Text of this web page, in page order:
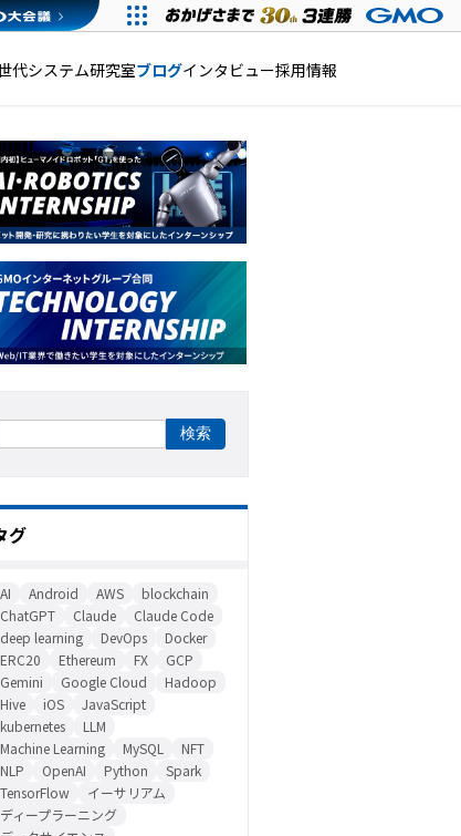
代システム研究室ブログインタビュー採用情報
グ
AI Android AWS
blockchain
ChatGPT
Claude
Claude Code
deep learning
DevOps
Docker
ERC20
Ethereum FX
GCP
Gemini
Google Cloud
Hadoop
Hive
iOS
JavaScript
kubernetes
LLM
Machine Learning
MySQL
NFT
NLP
OpenAI Python
Spark
TensorFlow
イーサリアム
ディープラーニング